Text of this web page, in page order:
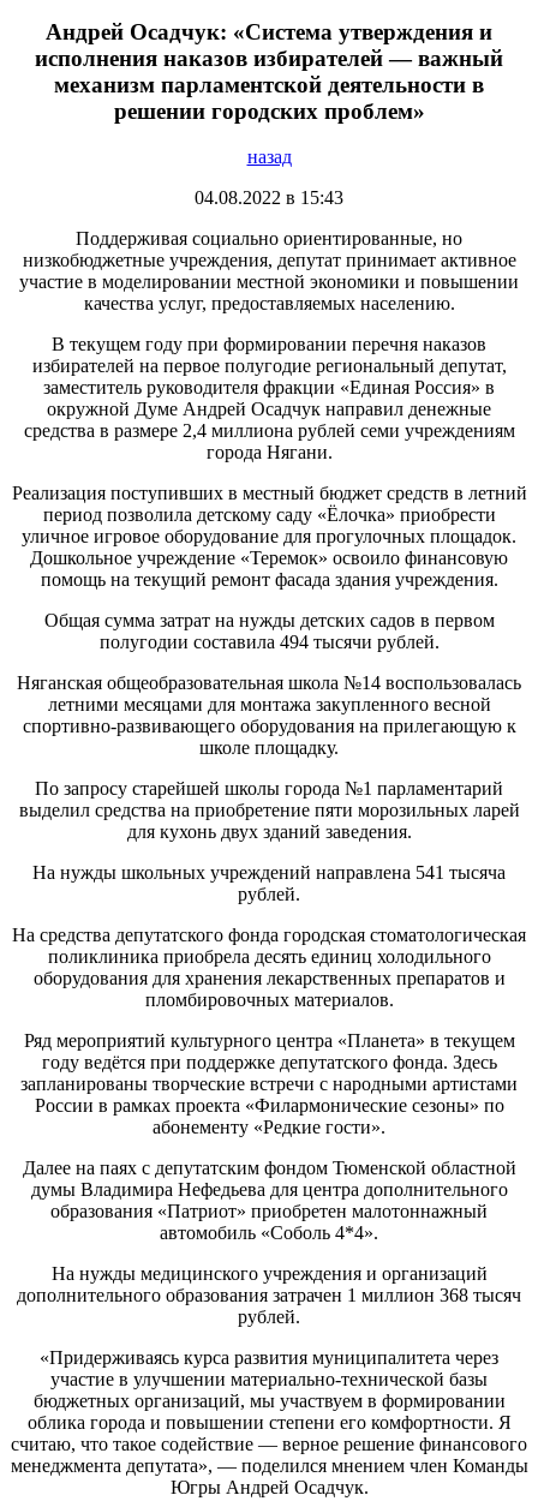
Андрей Осадчук: «Система утверждения и
исполнения наказов избирателей — важный
механизм парламентской деятельности в
решении городских проблем»
назад
04.08.2022 в 15:43
Поддерживая социально ориентированные, но
низкобюджетные учреждения, депутат принимает активное
участие в моделировании местной экономики и повышении
качества услуг, предоставляемых населению.
В текущем году при формировании перечня наказов
избирателей на первое полугодие региональный депутат,
заместитель руководителя фракции «Единая Россия» в
окружной Думе Андрей Осадчук направил денежные
средства в размере 2,4 миллиона рублей семи учреждениям
города Нягани.
Реализация поступивших в местный бюджет средств в летний
период позволила детскому саду «Ёлочка» приобрести
уличное игровое оборудование для прогулочных площадок.
Дошкольное учреждение «Теремок» освоило финансовую
помощь на текущий ремонт фасада здания учреждения.
Общая сумма затрат на нужды детских садов в первом
полугодии составила 494 тысячи рублей.
Няганская общеобразовательная школа №14 воспользовалась
летними месяцами для монтажа закупленного весной
спортивно-развивающего оборудования на прилегающую к
школе площадку.
По запросу старейшей школы города №1 парламентарий
выделил средства на приобретение пяти морозильных ларей
для кухонь двух зданий заведения.
На нужды школьных учреждений направлена 541 тысяча
рублей.
На средства депутатского фонда городская стоматологическая
поликлиника приобрела десять единиц холодильного
оборудования для хранения лекарственных препаратов и
пломбировочных материалов.
Ряд мероприятий культурного центра «Планета» в текущем
году ведётся при поддержке депутатского фонда. Здесь
запланированы творческие встречи с народными артистами
России в рамках проекта «Филармонические сезоны» по
абонементу «Редкие гости».
Далее на паях с депутатским фондом Тюменской областной
думы Владимира Нефедьева для центра дополнительного
образования «Патриот» приобретен малотоннажный
автомобиль «Соболь 4*4».
На нужды медицинского учреждения и организаций
дополнительного образования затрачен 1 миллион 368 тысяч
рублей.
«Придерживаясь курса развития муниципалитета через
участие в улучшении материально-технической базы
бюджетных организаций, мы участвуем в формировании
облика города и повышении степени его комфортности. Я
считаю, что такое содействие — верное решение финансового
менеджмента депутата», — поделился мнением член Команды
Югры Андрей Осадчук.